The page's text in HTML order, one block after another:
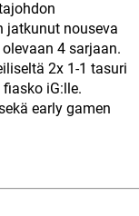
jatkunut nouseva
4 sarjaan.
2x 1-1 tasuri
iG:lle.
early gamen